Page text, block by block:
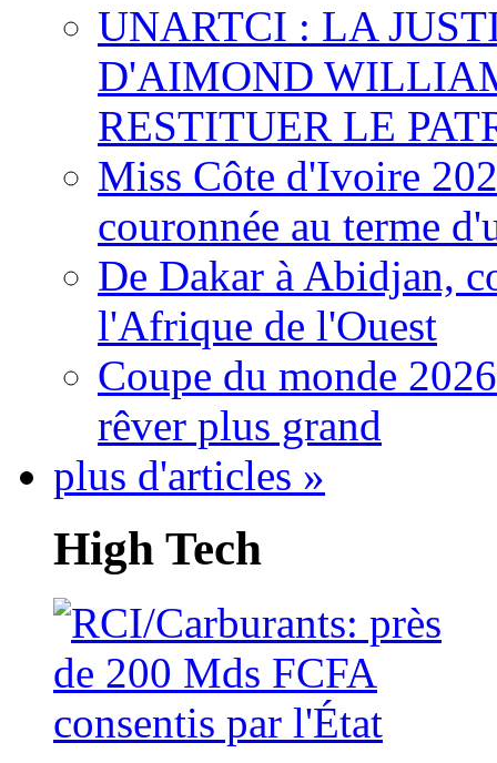
UNARTCI : LA
D'AIMOND
RESTITUER LE
Miss Côte d'Ivoire
couronnée au terme
De Dakar à Abidjan,
l'Afrique de l'Ouest
Coupe du monde
rêver plus grand
plus d'articles »
High Tech